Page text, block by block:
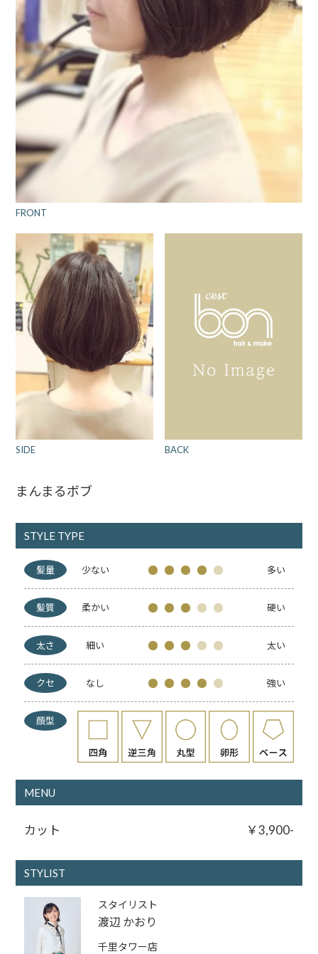
FRONT
SIDE BACK
まんまるボブ
STYLE TYPE
髪量 少ない 多い
髪質 柔かい 硬い
太さ 細い 太い
クセ なし 強い
顔型
MENU
カット ￥3,900-
STYLIST
スタイリスト
渡辺 かおり
千里タワー店